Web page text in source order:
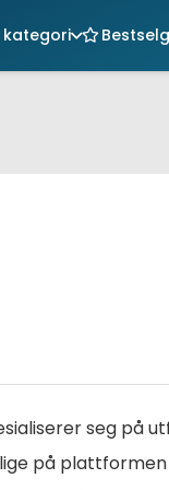
seg på
på